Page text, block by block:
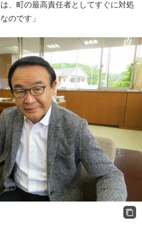
、町の最高責任者としてすぐに対処
のです」